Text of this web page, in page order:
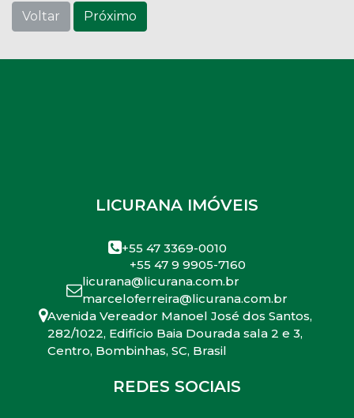
Voltar Próximo
LICURANA IMÓVEIS
+55 47 3369-0010
+55 47 9 9905-7160
licurana@licurana.com.br
marceloferreira@licurana.com.br
Avenida Vereador Manoel José dos Santos,
282/1022, Edifício Baia Dourada sala 2 e 3,
Centro, Bombinhas, SC, Brasil
REDES SOCIAIS